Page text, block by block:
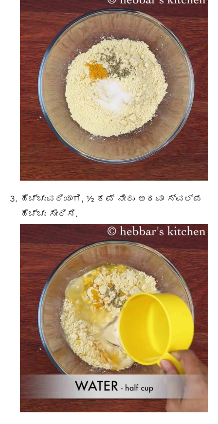
ಹೆಚ್ಚುವರಿಯಾಗಿ, ½ ಕಪ್ ನೀರು ಅಥವಾ ಸ್ವಲ್ಪ
ಹೆಚ್ಚು ಸೇರಿಸಿ.